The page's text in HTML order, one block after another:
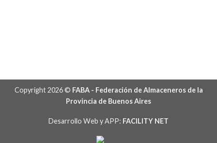
Copyright 2026 © FABA - Federación de Almaceneros de la
Provincia de Buenos Aires
Desarrollo Web y APP: FACILITY NET